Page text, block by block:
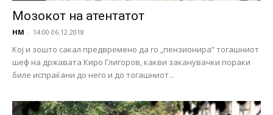
Мозокот на атентатот
НМ - 14:00 06.12.2018
Кој и зошто сакал предвремено да го „пензионира“ тогашниот
шеф на државата Киро Глигоров, какви заканувачки пораки
биле испраќани до него и до тогашниот...